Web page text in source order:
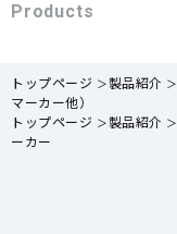
Products
トップページ 製品紹介
マーカー他）
トップページ
製品紹介
ーカー